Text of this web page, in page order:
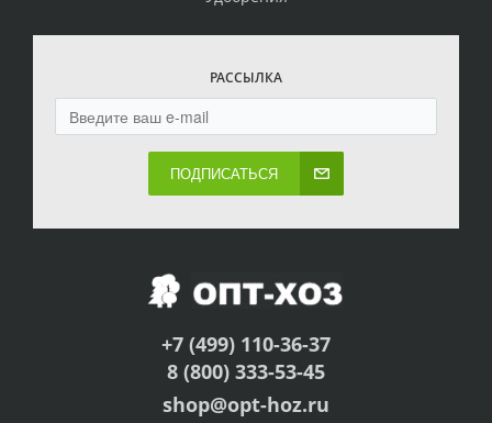
РАССЫЛКА
ПОДПИСАТЬСЯ
+7 (499) 110-36-37
8 (800) 333-53-45
shop@opt-hoz.ru